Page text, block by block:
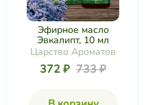
Эфирное масло
Эвкалипт, 10 мл
Царство Ароматов
372 ₽ 733 ₽